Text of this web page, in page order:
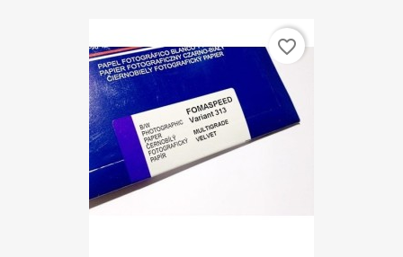
favorite_border